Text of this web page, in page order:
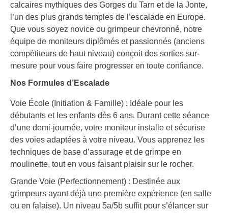
calcaires mythiques des Gorges du Tarn et de la Jonte,
l’un des plus grands temples de l’escalade en Europe.
Que vous soyez novice ou grimpeur chevronné, notre
équipe de moniteurs diplômés et passionnés (anciens
compétiteurs de haut niveau) conçoit des sorties sur-
mesure pour vous faire progresser en toute confiance.
Nos Formules d’Escalade
Voie École (Initiation & Famille) : Idéale pour les
débutants et les enfants dès 6 ans. Durant cette séance
d’une demi-journée, votre moniteur installe et sécurise
des voies adaptées à votre niveau. Vous apprenez les
techniques de base d’assurage et de grimpe en
moulinette, tout en vous faisant plaisir sur le rocher.
Grande Voie (Perfectionnement) : Destinée aux
grimpeurs ayant déjà une première expérience (en salle
ou en falaise). Un niveau 5a/5b suffit pour s’élancer sur